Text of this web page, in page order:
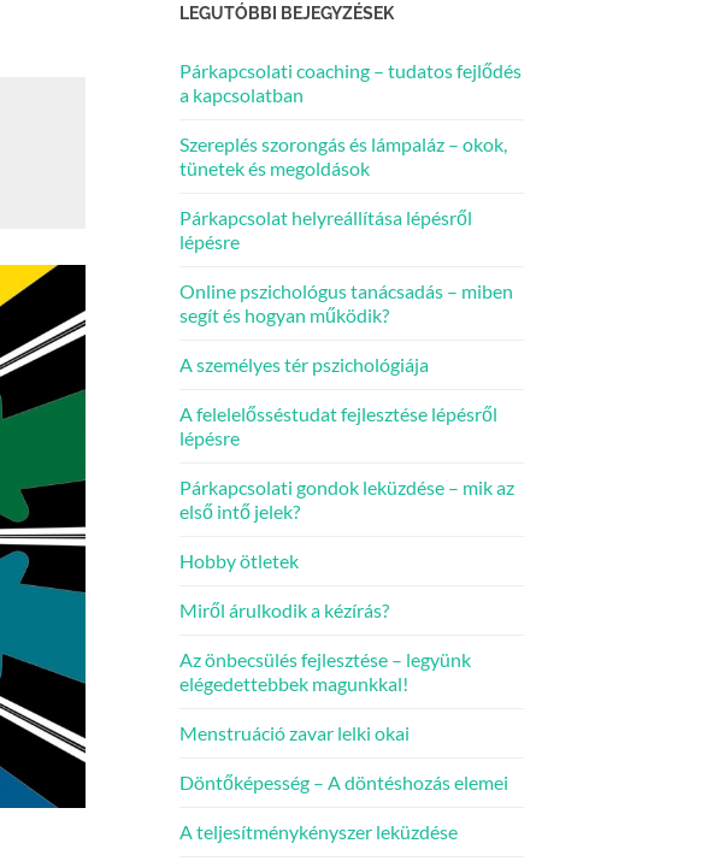
LEGUTÓBBI BEJEGYZÉSEK
Párkapcsolati coaching – tudatos fejlődés
a kapcsolatban
Szereplés szorongás és lámpaláz – okok,
tünetek és megoldások
Párkapcsolat helyreállítása lépésről
lépésre
Online pszichológus tanácsadás – miben
segít és hogyan működik?
A személyes tér pszichológiája
A felelelősséstudat fejlesztése lépésről
lépésre
Párkapcsolati gondok leküzdése – mik az
első intő jelek?
Hobby ötletek
Miről árulkodik a kézírás?
Az önbecsülés fejlesztése – legyünk
elégedettebbek magunkkal!
Menstruáció zavar lelki okai
Döntőképesség – A döntéshozás elemei
A teljesítménykényszer leküzdése